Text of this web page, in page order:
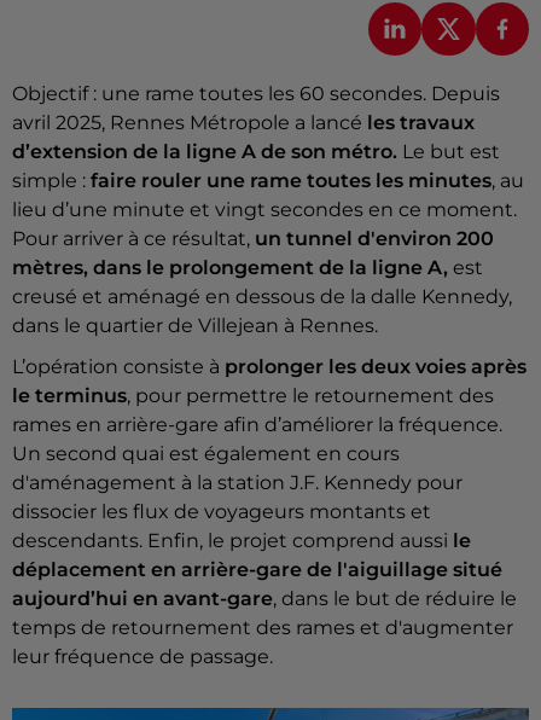
Objectif : une rame toutes les 60 secondes. Depuis
avril 2025, Rennes Métropole a lancé les travaux
d’extension de la ligne A de son métro. Le but est
simple : faire rouler une rame toutes les minutes, au
lieu d’une minute et vingt secondes en ce moment.
Pour arriver à ce résultat, un tunnel d'environ 200
mètres, dans le prolongement de la ligne A, est
creusé et aménagé en dessous de la dalle Kennedy,
dans le quartier de Villejean à Rennes.
L’opération consiste à prolonger les deux voies après
le terminus, pour permettre le retournement des
rames en arrière-gare afin d’améliorer la fréquence.
Un second quai est également en cours
d'aménagement à la station J.F. Kennedy pour
dissocier les flux de voyageurs montants et
descendants. Enfin, le projet comprend aussi le
déplacement en arrière-gare de l'aiguillage situé
aujourd’hui en avant-gare, dans le but de réduire le
temps de retournement des rames et d'augmenter
leur fréquence de passage.